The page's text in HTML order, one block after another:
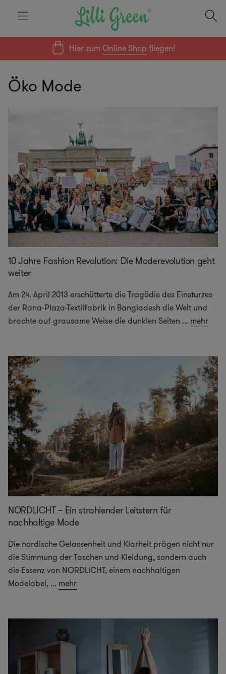
Hier zumOnline Shop fliegen!
Öko Mode
10 Jahre Fashion Revolution: Die Moderevolution geht
weiter
Am 24. April 2013 erschütterte die Tragödie des Einsturzes
der Rana-Plaza-Textilfabrik in Bangladesh die Welt und
brachte auf grausame Weise die dunklen Seiten ... mehr
NORDLICHT – Ein strahlender Leitstern für
nachhaltige Mode
Die nordische Gelassenheit und Klarheit prägen nicht nur
die Stimmung der Taschen und Kleidung, sondern auch
die Essenz von NORDLICHT, einem nachhaltigen
Modelabel, ... mehr